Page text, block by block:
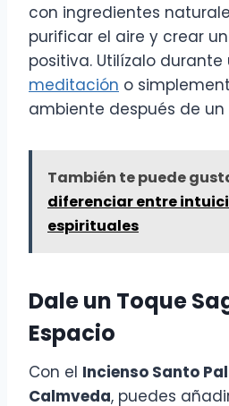
con ingredientes
purificar el aire y crear
positiva. Utilízalo durante
meditación o
ambiente después de
También te puede
diferenciar entre
espirituales
Dale un Toque
Espacio
Con el Incienso Santo
Calmveda, puedes